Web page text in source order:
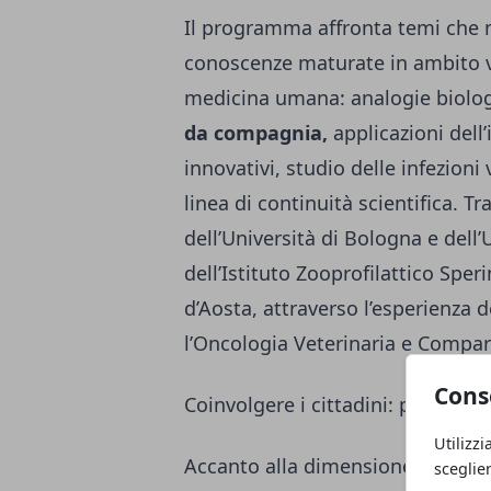
Il programma affronta temi che
conoscenze maturate in ambito
medicina umana: analogie
da compagnia, applicazioni
innovativi, studio delle infezioni
linea di continuità scientifica.
dell’Università di Bologna e
dell’Istituto Zooprofilattico
d’Aosta, attraverso l’esperienza
l’Oncologia Veterinaria e
Coinvolgere i cittadini:
Accanto alla dimensione